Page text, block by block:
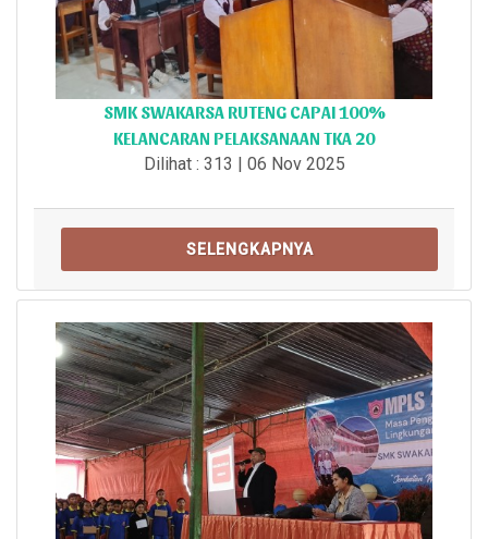
SMK SWAKARSA RUTENG CAPAI 100%
KELANCARAN PELAKSANAAN TKA 20
Dilihat : 313 | 06 Nov 2025
SELENGKAPNYA